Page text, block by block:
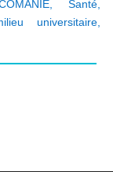
, Santé,
universitaire,